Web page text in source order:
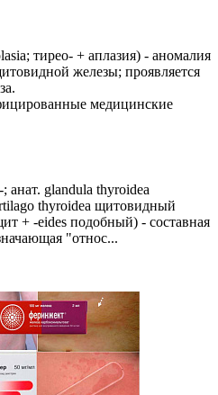
тирео- + аплазия) - аномалия
железы; проявляется
медицинские
анат. glandula thyroidea
thyroidea щитовидный
+ -eides подобный) - составная
"относ...